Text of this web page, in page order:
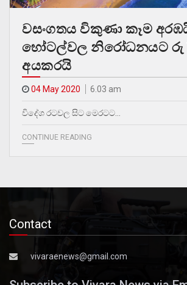
වසංගතය විකුණා කෑම
හෝටල්වල නිරෝධනයට රු
අයකරයි
04 May 2020 6.03 am
විදේශ රටවල සිට මෙරටට…
CONTINUE READING
Contact
vivaraenews@gmail.com